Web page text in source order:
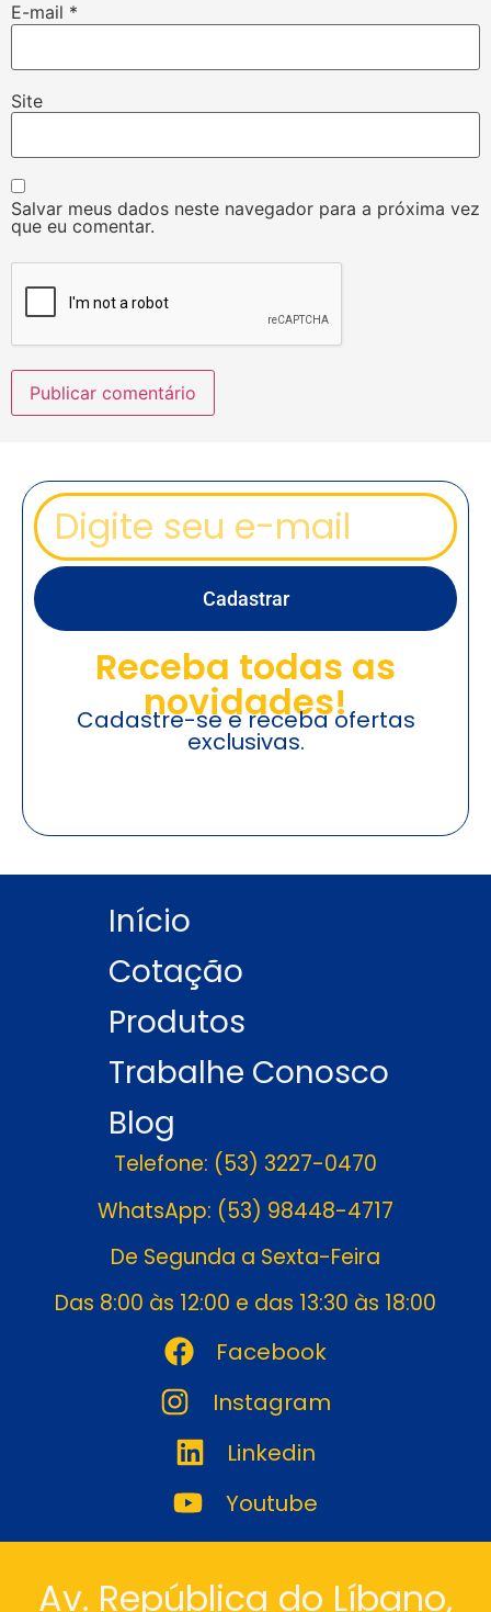
E-mail *
Site
Salvar meus dados neste navegador para a próxima vez
que eu comentar.
Cadastrar
Receba todas as
novidades!
Cadastre-se e receba ofertas
exclusivas.
Início
Cotação
Produtos
Trabalhe Conosco
Blog
Telefone: (53) 3227-0470
WhatsApp: (53) 98448-4717
De Segunda a Sexta-Feira
Das 8:00 às 12:00 e das 13:30 às 18:00
Facebook
Instagram
Linkedin
Youtube
Av. República do Líbano,